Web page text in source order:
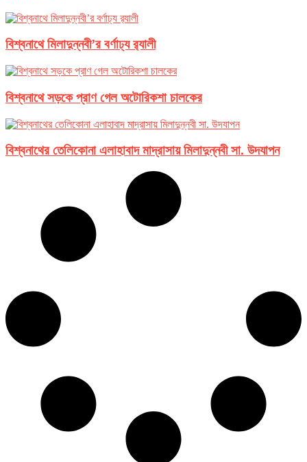
বিশ্বনাথে মিলাদুন্নবী’র বর্ণাঢ্য র‌্যালী
বিশ্বনাথে সড়কে প্রাণ গেল অটোরিকশা চালকের
বিশ্বনাথের তেলিকোনা এলাহাবাদ মাদ্রাসায় মিলাদুন্নবী সা. উদযাপন